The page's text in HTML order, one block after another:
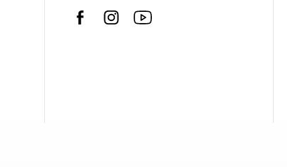
FacebookInstagram